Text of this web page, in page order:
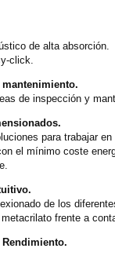
de alta absorción.
click.
de inspección y
para trabajar en
el mínimo coste
de los
frente a